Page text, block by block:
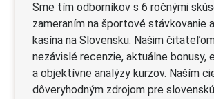
Sme tím odborníkov s 6 ročnými
zameraním na športové stávkovanie
kasína na Slovensku. Našim
nezávislé recenzie, aktuálne bonusy,
a objektívne analýzy kurzov. Naším
dôveryhodným zdrojom pre